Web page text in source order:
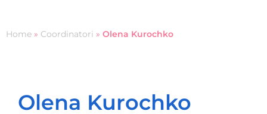
Home » Coordinatori » Olena Kurochko
Olena Kurochko